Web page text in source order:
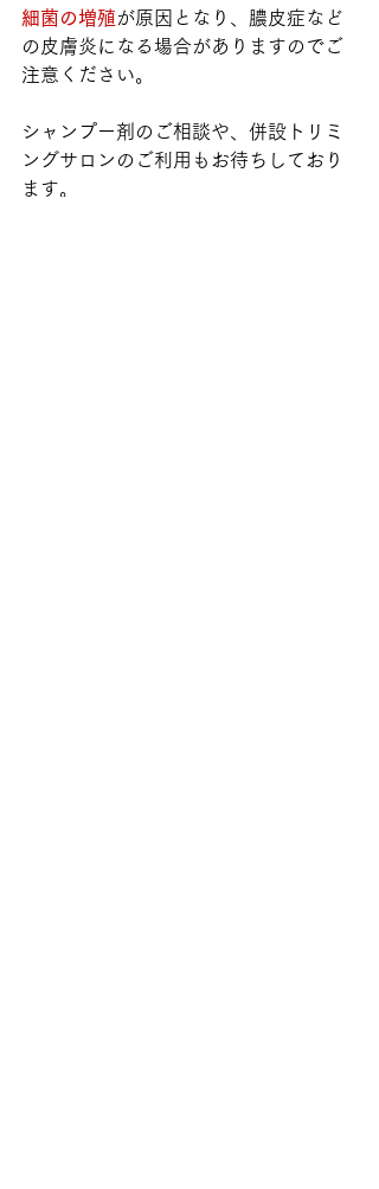
細菌の増殖が原因となり、膿皮症など
の皮膚炎になる場合がありますのでご
注意ください。
シャンプー剤のご相談や、併設トリミ
ングサロンのご利用もお待ちしており
ます。